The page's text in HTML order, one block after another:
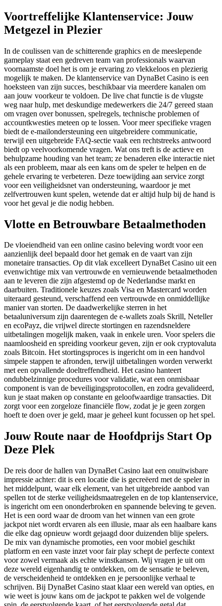
Voortreffelijke Klantenservice: Jouw
Metgezel in Plezier
In de coulissen van de schitterende graphics en de meeslepende
gameplay staat een gedreven team van professionals waarvan
voornaamste doel het is om je ervaring zo vlekkeloos en plezierig
mogelijk te maken. De klantenservice van DynaBet Casino is een
hoeksteen van zijn succes, beschikbaar via meerdere kanalen om
aan jouw voorkeur te voldoen. De live chat functie is de vlugste
weg naar hulp, met deskundige medewerkers die 24/7 gereed staan
om vragen over bonussen, spelregels, technische problemen of
accountkwesties meteen op te lossen. Voor meer specifieke vragen
biedt de e-mailondersteuning een uitgebreidere communicatie,
terwijl een uitgebreide FAQ-sectie vaak een rechtstreeks antwoord
biedt op veelvoorkomende vragen. Wat ons treft is de actieve en
behulpzame houding van het team; ze benaderen elke interactie niet
als een probleem, maar als een kans om de speler te helpen en de
gehele ervaring te verbeteren. Deze toewijding aan service zorgt
voor een veiligheidsnet van ondersteuning, waardoor je met
zelfvertrouwen kunt spelen, wetende dat er altijd hulp bij de hand is
voor het geval je die nodig hebben.
Vlotte en Betrouwbare Betaalmethoden
De vloeiendheid van een online casino beleving wordt voor een
aanzienlijk deel bepaald door het gemak en de vaart van zijn
monetaire transacties. Op dit vlak excelleert DynaBet Casino uit een
evenwichtige mix van vertrouwde en vernieuwende betaalmethoden
aan te leveren die zijn afgestemd op de Nederlandse markt en
daarbuiten. Traditionele keuzes zoals Visa en Mastercard worden
uiteraard gesteund, verschaffend een vertrouwde en onmiddellijke
manier van storten. De daadwerkelijke sterren in het
betaaluniversum zijn daarentegen de e-wallets zoals Skrill, Neteller
en ecoPayz, die vrijwel directe stortingen en razendsneldere
uitbetalingen mogelijk maken, vaak in enkele uren. Voor spelers die
naamloosheid en spreiding voorkeur geven, zijn er ook cryptovaluta
zoals Bitcoin. Het stortingsproces is ingericht om in een handvol
simpele stappen te afronden, terwijl uitbetalingen worden verwerkt
met een opvallende doeltreffendheid. Het casino hanteert
ondubbelzinnige procedures voor validatie, wat een onmisbaar
component is van de beveiligingsprotocollen, en zodra gevalideerd,
kun je staat maken op constante en geloofwaardige transacties. Dit
zorgt voor een zorgeloze financiële flow, zodat je je geen zorgen
hoeft te doen over je geld, maar je geheel kunt focussen op het spel.
Jouw Route naar de Hoofdprijs Start Op
Deze Plek
De reis door de hallen van DynaBet Casino laat een onuitwisbare
impressie achter: dit is een locatie die is gecreëerd met de speler in
het middelpunt, waar elk element, van het uitgebreide aanbod van
spellen tot de sterke veiligheidsmaatregelen en de top klantenservice,
is ingericht om een ononderbroken en spannende beleving te geven.
Het is een oord waar de droom van het winnen van een grote
jackpot niet wordt ervaren als een illusie, maar als een haalbare kans
die elke dag opnieuw wordt gejaagd door duizenden blije spelers.
De mix van dynamische promoties, een voor mobiel geschikt
platform en een vaste inzet voor fair play schept de perfecte context
voor zowel vermaak als echte winstkansen. Wij vragen je uit om
deze wereld eigenhandig te ontdekken, om de sensatie te beleven,
de verscheidenheid te ontdekken en je persoonlijke verhaal te
schrijven. Bij DynaBet Casino staat klaar een wereld van opties, en
wie weet is jouw kans om de jackpot te pakken wel de volgende